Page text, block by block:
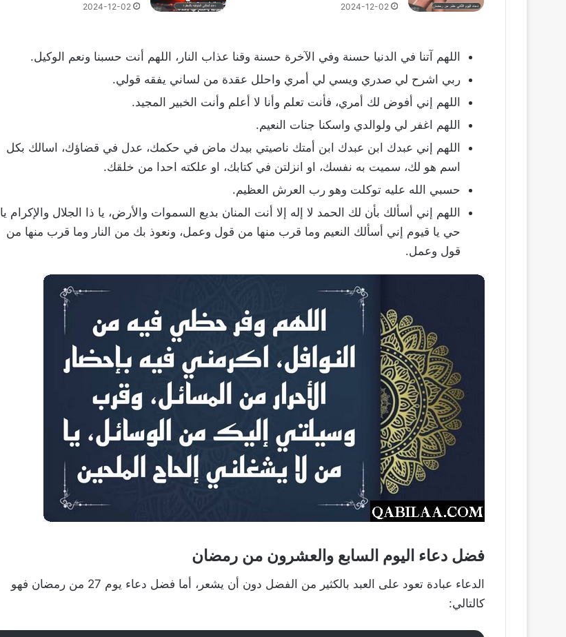
2024-12-02
2024-12-02
اللهم آتنا في الدنيا حسنة وفي الآخرة حسنة وقنا عذاب النار، اللهم أنت حسبنا ونعم الوكيل.
ربي اشرح لي صدري ويسي لي أمري واحلل عقدة من لساني يفقه قولي.
اللهم إني أفوض لك أمري، فأنت تعلم وأنا لا أعلم وأنت الخبير المجيد.
اللهم اغفر لي ولوالدي واسكنا جنات النعيم.
اللهم إني عبدك ابن عبدك ابن أمتك ناصيتي بيدك ماض في حكمك، عدل في قضاؤك، اسالك بكل
اسم هو لك، سميت به نفسك، او انزلتن في كتابك، او علكته احدا من خلقك.
حسبي الله عليه توكلت وهو رب العرش العظيم.
اللهم إني أسألك بأن لك الحمد لا إله إلا أنت المنان بديع السموات والأرض، يا ذا الجلال والإكرام يا
حي يا قيوم إني أسألك النعيم وما قرب منها من قول وعمل، ونعوذ بك من النار وما قرب منها من
قول وعمل.
فضل دعاء اليوم السابع والعشرون من رمضان
الدعاء عبادة تعود على العبد بالكثير من الفضل دون أن يشعر، أما فضل دعاء يوم 27 من رمضان فهو
كالتالي: